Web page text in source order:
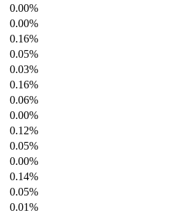
0.00%
0.00%
0.16%
0.05%
0.03%
0.16%
0.06%
0.00%
0.12%
0.05%
0.00%
0.14%
0.05%
0.01%